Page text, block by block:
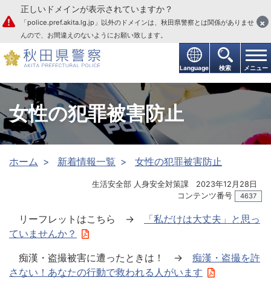
本文へ
Language 検索 メニュー
正しいドメインが表示されていますか？
「police.pref.akita.lg.jp」以外のドメインは、秋田県警察とは関係がありませ
んので、お間違えのないようにお願い致します。
×
女性の犯罪被害防止
ホーム 新着情報一覧 女性の犯罪被害防止
生活安全部 人身安全対策課
2023年12月28日
コンテンツ番号
4637
リーフレットはこちら →
「私だけは大丈夫」と思っ
ていませんか？
痴漢・盗撮被害に遭ったときは！ → 痴漢・盗撮を許
さない！あなたの行動で救われる人がいます